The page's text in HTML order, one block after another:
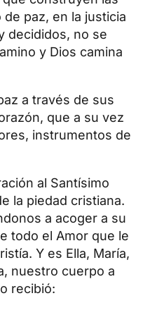
paz, en la justicia
decididos, no se
y Dios camina
a través de sus
que a su vez
instrumentos de
al Santísimo
la piedad cristiana.
a acoger a su
todo el Amor que le
Y es Ella, María,
nuestro cuerpo a
recibió: